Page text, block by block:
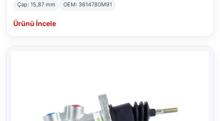
Çap: 15,87 mm OEM: 3614780M91
Ürünü İncele